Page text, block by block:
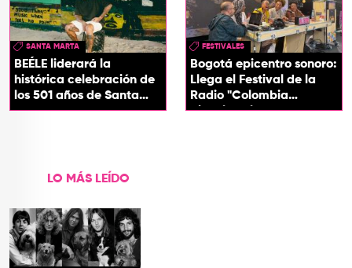
SANTA MARTA
BEÉLE liderará la
histórica celebración de
los 501 años de Santa
Marta
FESTIVALES
Bogotá epicentro sonoro:
Llega el Festival de la
Radio "Colombia
Biocultural" 2026
LO MÁS LEÍDO